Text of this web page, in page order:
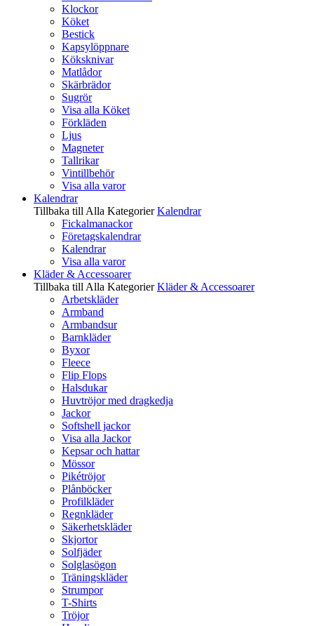
Klockor
Köket
Bestick
Kapsylöppnare
Köksknivar
Matlådor
Skärbrädor
Sugrör
Visa alla Köket
Förkläden
Ljus
Magneter
Tallrikar
Vintillbehör
Visa alla varor
Kalendrar
Tillbaka till Alla Kategorier Kalendrar
Fickalmanackor
Företagskalendrar
Kalendrar
Visa alla varor
Kläder & Accessoarer
Tillbaka till Alla Kategorier Kläder & Accessoarer
Arbetskläder
Armband
Armbandsur
Barnkläder
Byxor
Fleece
Flip Flops
Halsdukar
Huvtröjor med dragkedja
Jackor
Softshell jackor
Visa alla Jackor
Kepsar och hattar
Mössor
Pikétröjor
Plånböcker
Profilkläder
Regnkläder
Säkerhetskläder
Skjortor
Solfjäder
Solglasögon
Träningskläder
Strumpor
T-Shirts
Tröjor